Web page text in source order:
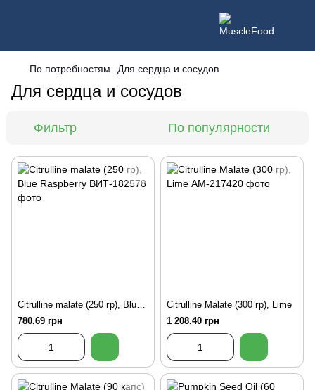
По потребностям Для сердца и сосудов
Для сердца и сосудов
Фильтр По популярности
Citrulline malate (250 гр), Blue Raspberry
780.69 грн
Citrulline Malate (300 гр), Lime
1 208.40 грн